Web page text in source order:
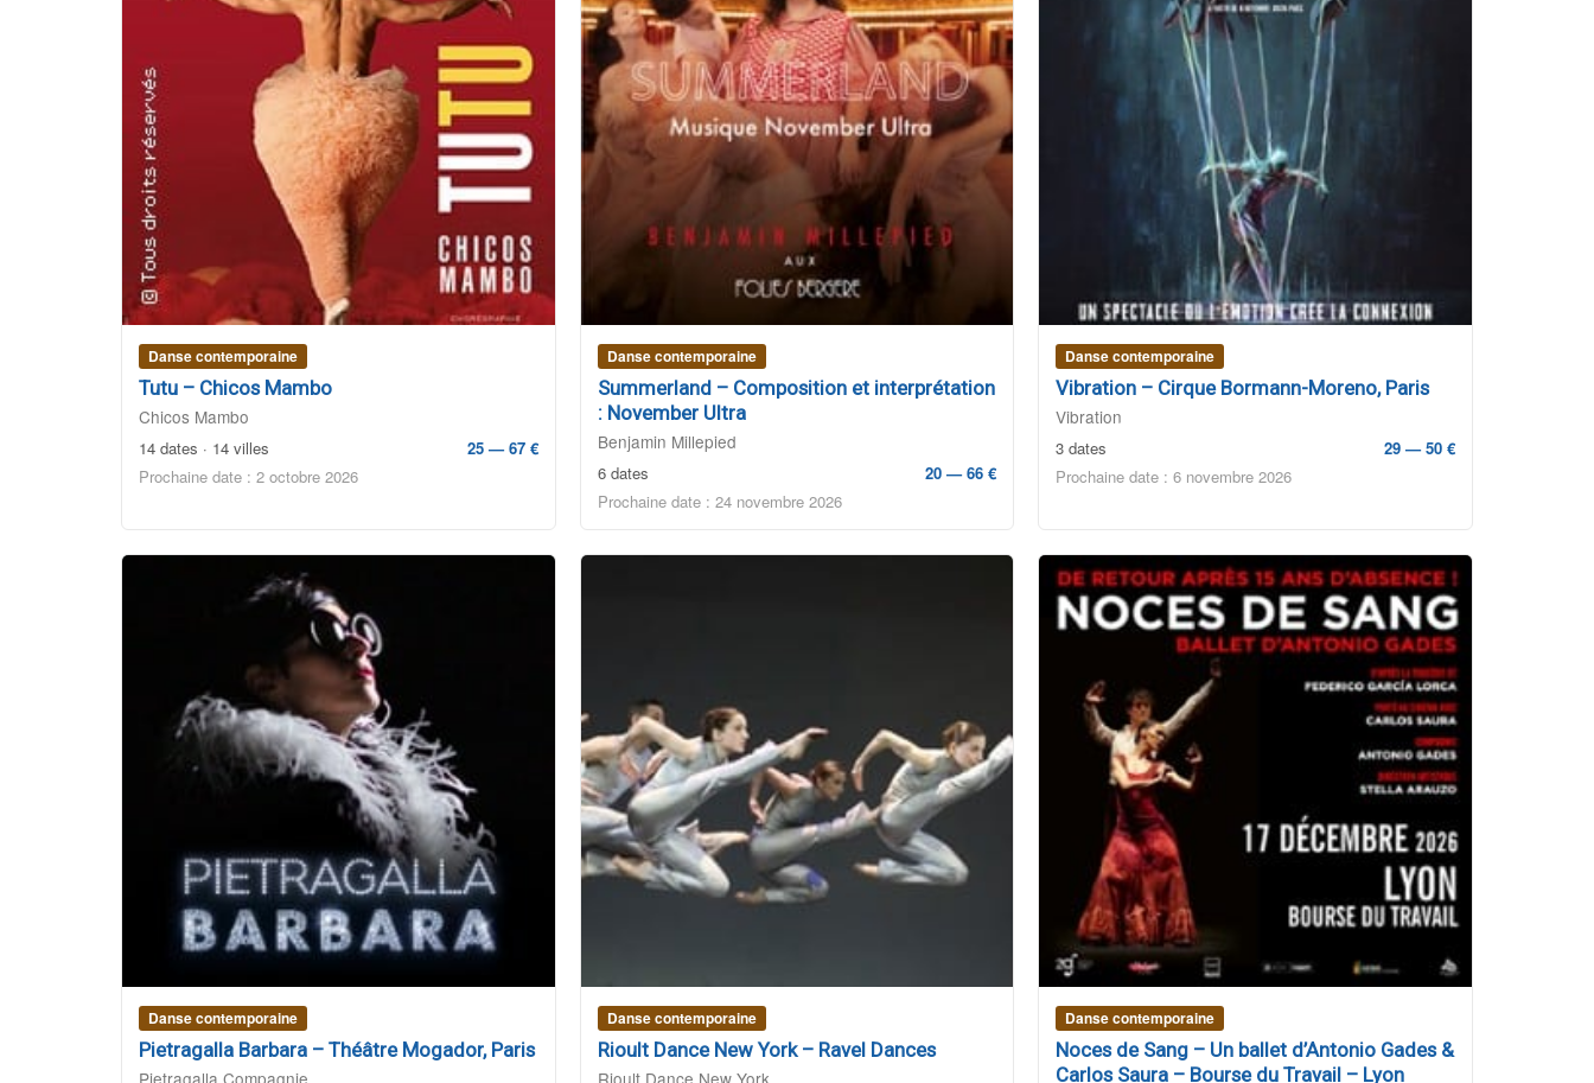
Danse contemporaine
Tutu – Chicos Mambo
Chicos Mambo
14 dates · 14 villes
25 — 67 €
Prochaine date : 2 octobre 2026
Danse contemporaine
Summerland – Composition et interprétation
: November Ultra
Benjamin Millepied
6 dates
20 — 66 €
Prochaine date : 24 novembre 2026
Danse contemporaine
Vibration – Cirque Bormann-Moreno, Paris
Vibration
3 dates
29 — 50 €
Prochaine date : 6 novembre 2026
Danse contemporaine
Pietragalla Barbara – Théâtre Mogador, Paris
Danse contemporaine
Rioult Dance New York – Ravel Dances
Danse contemporaine
Noces de Sang – Un ballet d’Antonio Gades &
Carlos Saura – Bourse du Travail – Lyon